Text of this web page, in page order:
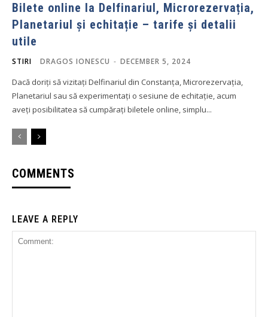
Bilete online la Delfinariul, Microrezervația,
Planetariul și echitație – tarife și detalii
utile
STIRI DRAGOS IONESCU - DECEMBER 5, 2024
Dacă doriți să vizitați Delfinariul din Constanța, Microrezervația,
Planetariul sau să experimentați o sesiune de echitație, acum
aveți posibilitatea să cumpărați biletele online, simplu...
COMMENTS
LEAVE A REPLY